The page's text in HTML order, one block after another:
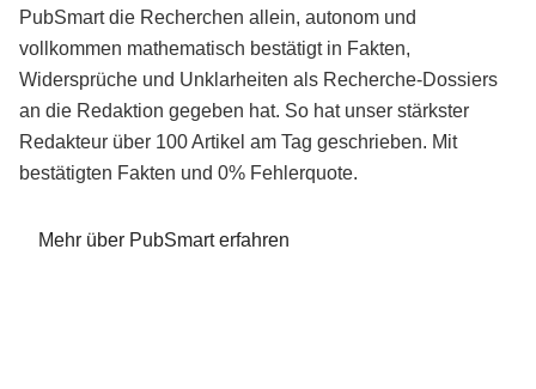
PubSmart die Recherchen allein, autonom und
vollkommen mathematisch bestätigt in Fakten,
Widersprüche und Unklarheiten als Recherche-Dossiers
an die Redaktion gegeben hat. So hat unser stärkster
Redakteur über 100 Artikel am Tag geschrieben. Mit
bestätigten Fakten und 0% Fehlerquote.
Mehr über PubSmart erfahren